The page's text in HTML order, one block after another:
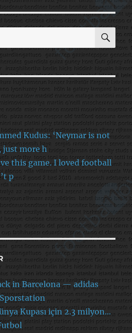
Kudus: ‘Neymar is not
just more h
this game. I loved football
p
in Barcelona — adidas
Sporstation
Kupası için 2.3 milyon…